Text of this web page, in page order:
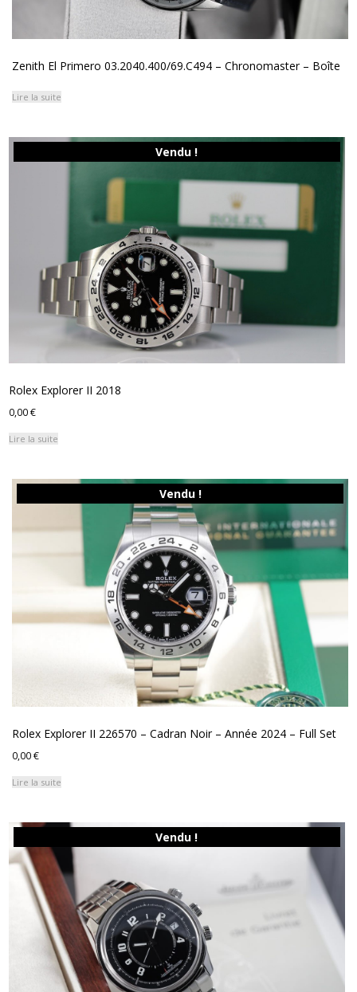
Zenith El Primero 03.2040.400/69.C494 – Chronomaster – Boîte
Lire la suite
Vendu !
Rolex Explorer II 2018
0,00€
Lire la suite
Vendu !
Rolex Explorer II 226570 – Cadran Noir – Année 2024 – Full Set
0,00€
Lire la suite
Vendu !